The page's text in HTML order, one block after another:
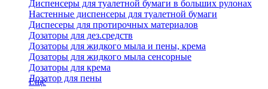
Диспенсеры для туалетной бумаги в больших рулонах
Настенные диспенсеры для туалетной бумаги
Диспесеры для протирочных материалов
Дозаторы для дез.средств
Дозаторы для жидкого мыла и пены, крема
Дозаторы для жидкого мыла сенсорные
Дозаторы для крема
Дозатор для пены
Еще